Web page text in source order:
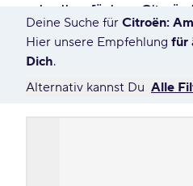
schnell verfügbare Citroën
135 Angebote für Deine
Deine Suche für Citroën:
Hier unsere Empfehlung für
Dich.
Alternativ kannst Du Alle